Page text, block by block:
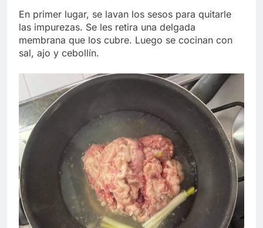
En primer lugar, se lavan los sesos para quitarle
las impurezas. Se les retira una delgada
membrana que los cubre. Luego se cocinan con
sal, ajo y cebollín.